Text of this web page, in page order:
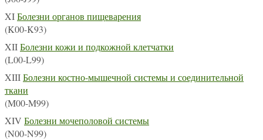
XIБолезни органов пищеварения
(K00-K93)
XIIБолезни кожи и подкожной клетчатки
(L00-L99)
XIIIБолезни костно-мышечной системы и соединительной
ткани
(M00-M99)
XIV Болезни мочеполовой системы
(N00-N99)